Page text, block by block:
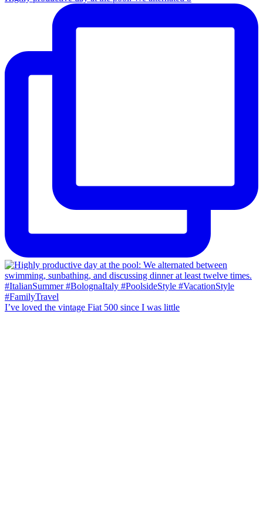
I’ve loved the vintage Fiat 500 since I was little